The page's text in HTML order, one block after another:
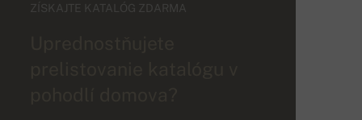
ZÍSKAJTE KATALÓG ZDARMA